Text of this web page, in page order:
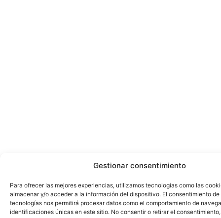
Gestionar consentimiento
Para ofrecer las mejores experiencias, utilizamos tecnologías como las
almacenar y/o acceder a la información del dispositivo. El consentimiento de
tecnologías nos permitirá procesar datos como el comportamiento de
identificaciones únicas en este sitio. No consentir o retirar el